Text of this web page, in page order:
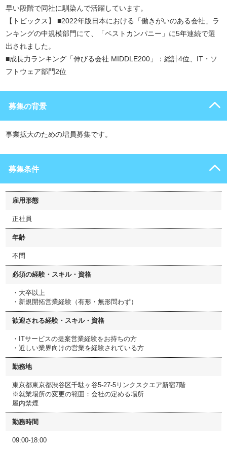
早い段階で同社に馴染んで活躍しています。
【トピックス】 ■2022年版日本における「働きがいのある会社」ラ
ンキングの中規模部門にて、「ベストカンパニー」に5年連続で選
出されました。
■成長力ランキング「伸びる会社 MIDDLE200」：総計4位、IT・ソ
フトウェア部門2位
募集の背景
事業拡大のための増員募集です。
募集条件
雇用形態
正社員
年齢
不問
必須の経験・スキル・資格
・大卒以上
・新規開拓営業経験（有形・無形問わず）
歓迎される経験・スキル・資格
・ITサービスの提案営業経験をお持ちの方
・近しい業界向けの営業を経験されている方
勤務地
東京都東京都渋谷区千駄ヶ谷5-27-5リンクスクエア新宿7階
※就業場所の変更の範囲：会社の定める場所
屋内禁煙
勤務時間
09:00-18:00